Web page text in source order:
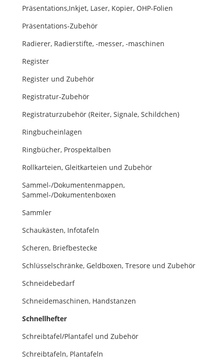
Präsentations,Inkjet, Laser, Kopier, OHP-Folien
Präsentations-Zubehör
Radierer, Radierstifte, -messer, -maschinen
Register
Register und Zubehör
Registratur-Zubehör
Registraturzubehör (Reiter, Signale, Schildchen)
Ringbucheinlagen
Ringbücher, Prospektalben
Rollkarteien, Gleitkarteien und Zubehör
Sammel-/Dokumentenmappen,
Sammel-/Dokumentenboxen
Sammler
Schaukästen, Infotafeln
Scheren, Briefbestecke
Schlüsselschränke, Geldboxen, Tresore und Zubehör
Schneidebedarf
Schneidemaschinen, Handstanzen
Schnellhefter
Schreibtafel/Plantafel und Zubehör
Schreibtafeln, Plantafeln